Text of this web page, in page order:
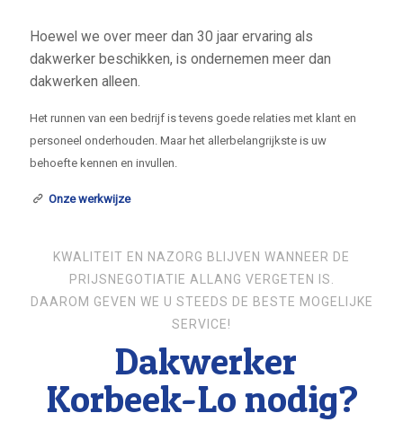
Hoewel we over meer dan 30 jaar ervaring als
dakwerker beschikken, is ondernemen meer dan
dakwerken alleen.
Het runnen van een bedrijf is tevens goede relaties met klant en
personeel onderhouden. Maar het allerbelangrijkste is uw
behoefte kennen en invullen.
Onze werkwijze
KWALITEIT EN NAZORG BLIJVEN WANNEER DE
PRIJSNEGOTIATIE ALLANG VERGETEN IS.
DAAROM GEVEN WE U STEEDS DE BESTE MOGELIJKE
SERVICE!
Dakwerker
Korbeek-Lo nodig?